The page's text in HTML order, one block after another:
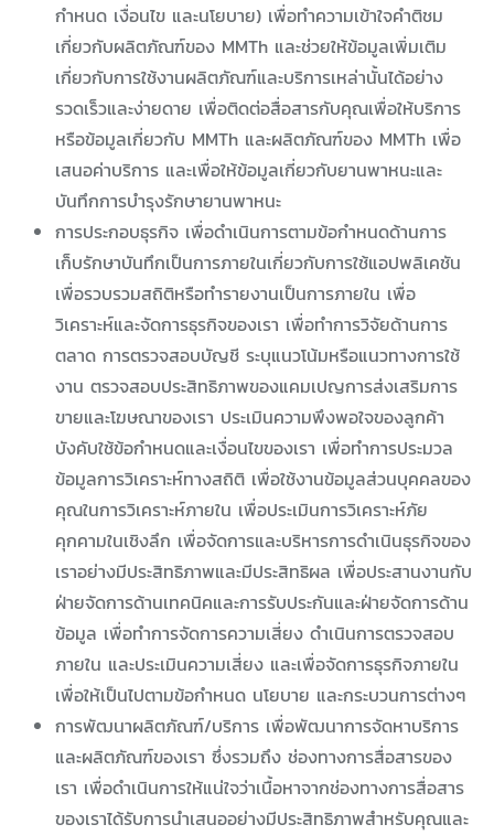
กำหนด เงื่อนไข และนโยบาย) เพื่อทำความเข้าใจคำติชม
เกี่ยวกับผลิตภัณฑ์ของ MMTh และช่วยให้ข้อมูลเพิ่มเติม
เกี่ยวกับการใช้งานผลิตภัณฑ์และบริการเหล่านั้นได้อย่าง
รวดเร็วและง่ายดาย เพื่อติดต่อสื่อสารกับคุณเพื่อให้บริการ
หรือข้อมูลเกี่ยวกับ MMTh และผลิตภัณฑ์ของ MMTh เพื่อ
เสนอค่าบริการ และเพื่อให้ข้อมูลเกี่ยวกับยานพาหนะและ
บันทึกการบำรุงรักษายานพาหนะ
การประกอบธุรกิจ เพื่อดำเนินการตามข้อกำหนดด้านการ
เก็บรักษาบันทึกเป็นการภายในเกี่ยวกับการใช้แอปพลิเคชัน
เพื่อรวบรวมสถิติหรือทำรายงานเป็นการภายใน เพื่อ
วิเคราะห์และจัดการธุรกิจของเรา เพื่อทำการวิจัยด้านการ
ตลาด การตรวจสอบบัญชี ระบุแนวโน้มหรือแนวทางการใช้
งาน ตรวจสอบประสิทธิภาพของแคมเปญการส่งเสริมการ
ขายและโฆษณาของเรา ประเมินความพึงพอใจของลูกค้า
บังคับใช้ข้อกำหนดและเงื่อนไขของเรา เพื่อทำการประมวล
ข้อมูลการวิเคราะห์ทางสถิติ เพื่อใช้งานข้อมูลส่วนบุคคลของ
คุณในการวิเคราะห์ภายใน เพื่อประเมินการวิเคราะห์ภัย
คุกคามในเชิงลึก เพื่อจัดการและบริหารการดำเนินธุรกิจของ
เราอย่างมีประสิทธิภาพและมีประสิทธิผล เพื่อประสานงานกับ
ฝ่ายจัดการด้านเทคนิคและการรับประกันและฝ่ายจัดการด้าน
ข้อมูล เพื่อทำการจัดการความเสี่ยง ดำเนินการตรวจสอบ
ภายใน และประเมินความเสี่ยง และเพื่อจัดการธุรกิจภายใน
เพื่อให้เป็นไปตามข้อกำหนด นโยบาย และกระบวนการต่างๆ
การพัฒนาผลิตภัณฑ์/บริการ เพื่อพัฒนาการจัดหาบริการ
และผลิตภัณฑ์ของเรา ซึ่งรวมถึง ช่องทางการสื่อสารของ
เรา เพื่อดำเนินการให้แน่ใจว่าเนื้อหาจากช่องทางการสื่อสาร
ของเราได้รับการนำเสนออย่างมีประสิทธิภาพสำหรับคุณและ